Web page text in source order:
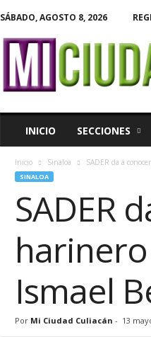
SÁBADO, AGOSTO 8, 2026
u
INICIO SECCIONES
Inicio Sinaloa SADER da a
SINALOA
SADER
Ismael
Por Mi Ciudad Culiacán - 13